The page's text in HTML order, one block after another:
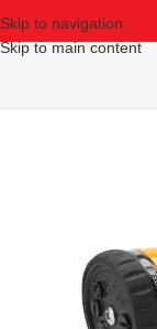
Skip to navigation
Skip to main content